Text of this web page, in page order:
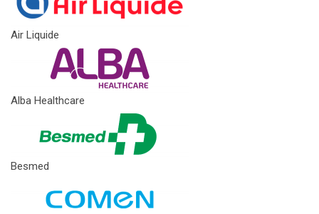
Air Liquide
Alba Healthcare
Besmed